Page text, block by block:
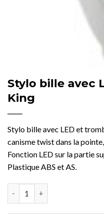
Stylo bille avec
King
Stylo bille avec LED et
canisme twist dans la
Fonction LED sur la partie
Plastique ABS et AS.